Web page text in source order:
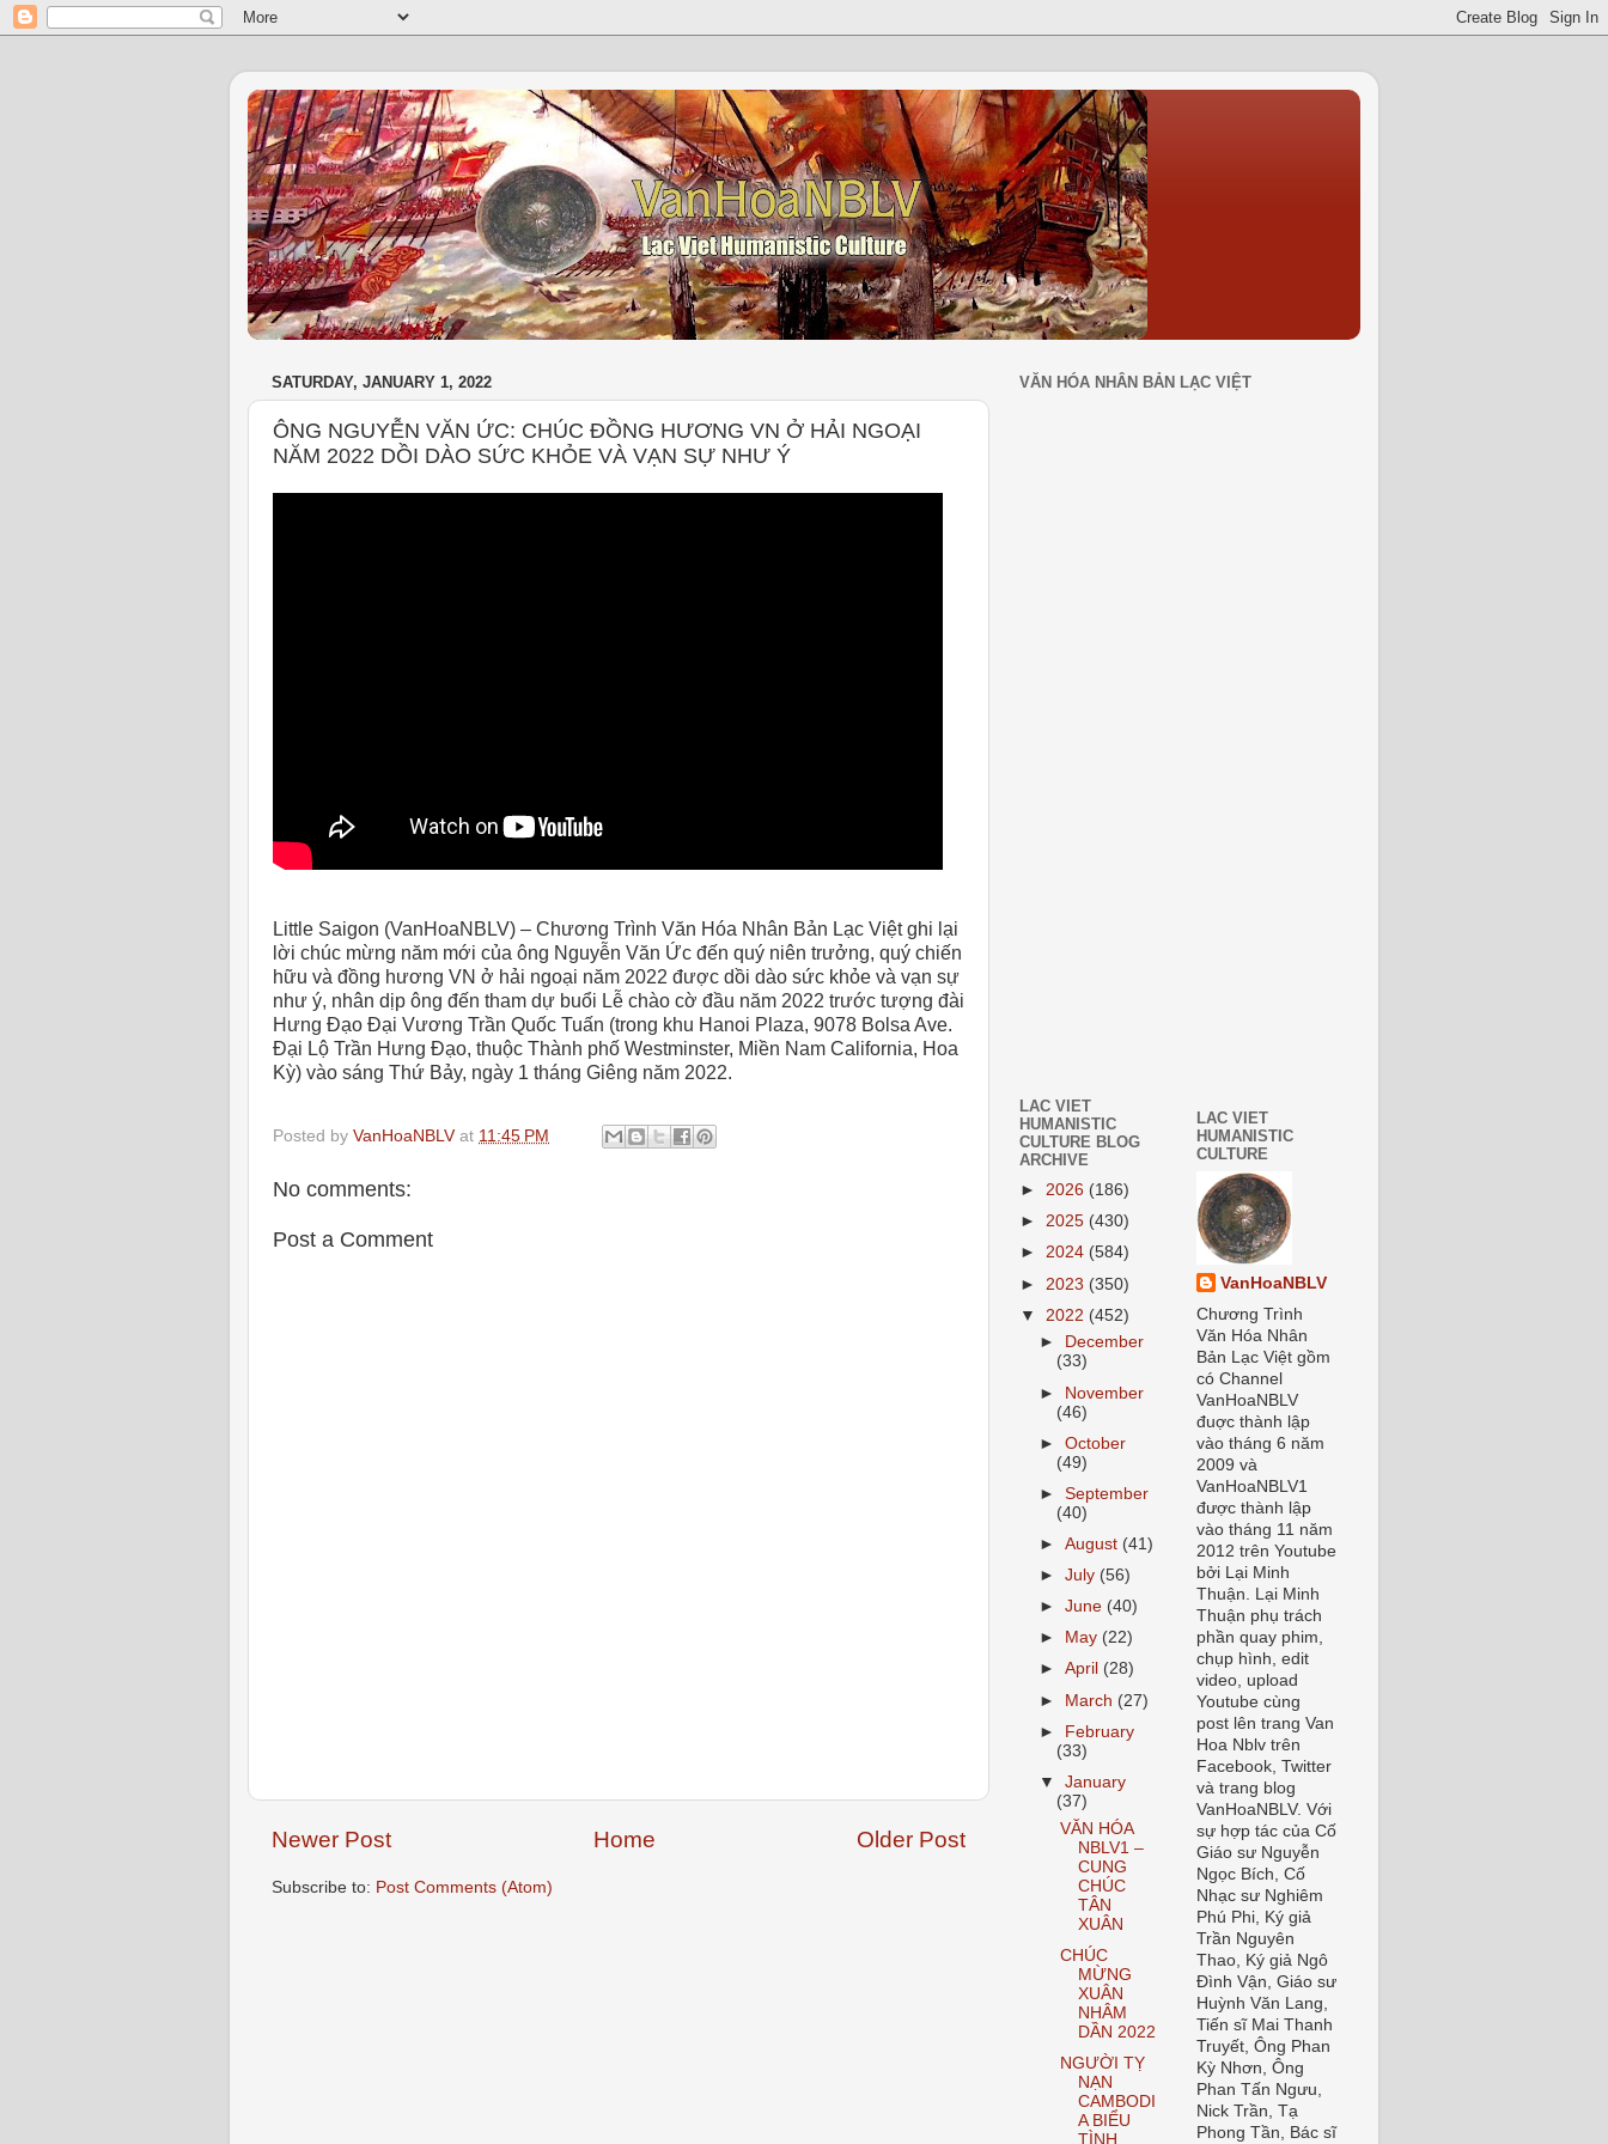
SATURDAY, JANUARY 1, 2022
ÔNG NGUYỄN VĂN ỨC: CHÚC ĐỒNG HƯƠNG VN Ở HẢI NGOẠI
NĂM 2022 DỒI DÀO SỨC KHỎE VÀ VẠN SỰ NHƯ Ý
Little Saigon (VanHoaNBLV) – Chương Trình Văn Hóa Nhân Bản Lạc Việt ghi lại
lời chúc mừng năm mới của ông Nguyễn Văn Ức đến quý niên trưởng, quý chiến
hữu và đồng hương VN ở hải ngoại năm 2022 được dồi dào sức khỏe và vạn sự
như ý, nhân dịp ông đến tham dự buổi Lễ chào cờ đầu năm 2022 trước tượng đài
Hưng Đạo Đại Vương Trần Quốc Tuấn (trong khu Hanoi Plaza, 9078 Bolsa Ave.
Đại Lộ Trần Hưng Đạo, thuộc Thành phố Westminster, Miền Nam California, Hoa
Kỳ) vào sáng Thứ Bảy, ngày 1 tháng Giêng năm 2022.
Posted by VanHoaNBLV at 11:45 PM
No comments:
Post a Comment
Newer Post Older Post
Home
Subscribe to: Post Comments (Atom)
VĂN HÓA NHÂN BẢN LẠC VIỆT
LAC VIET
HUMANISTIC
CULTURE BLOG
ARCHIVE
► 2026 (186)
► 2025 (430)
► 2024 (584)
► 2023 (350)
▼ 2022 (452)
►
December
(33)
► November
(46)
►October
(49)
►September
(40)
►August (41)
►July (56)
►June (40)
►
May (22)
►April (28)
► March (27)
► February
(33)
▼January
(37)
VĂN HÓA
NBLV1 –
CUNG
CHÚC
TÂN
XUÂN
CHÚC
MỪNG
XUÂN
NHÂM
DẦN 2022
NGƯỜI TỴ
NẠN
CAMBODI
A BIỂU
TÌNH
LAC VIET
HUMANISTIC
CULTURE
VanHoaNBLV
Chương Trình
Văn Hóa Nhân
Bản Lạc Việt gồm
có Channel
VanHoaNBLV
đuợc thành lập
vào tháng 6 năm
2009 và
VanHoaNBLV1
được thành lập
vào tháng 11 năm
2012 trên Youtube
bởi Lại Minh
Thuận. Lại Minh
Thuận phụ trách
phần quay phim,
chụp hình, edit
video, upload
Youtube cùng
post lên trang Van
Hoa Nblv trên
Facebook, Twitter
và trang blog
VanHoaNBLV. Với
sự hợp tác của Cố
Giáo sư Nguyễn
Ngọc Bích, Cố
Nhạc sư Nghiêm
Phú Phi, Ký giả
Trần Nguyên
Thao, Ký giả Ngô
Đình Vận, Giáo sư
Huỳnh Văn Lang,
Tiến sĩ Mai Thanh
Truyết, Ông Phan
Kỳ Nhơn, Ông
Phan Tấn Ngưu,
Nick Trần, Tạ
Phong Tần, Bác sĩ